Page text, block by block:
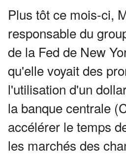
Plus tôt ce mois-ci,
responsable du
de la Fed de New
qu'elle voyait des
l'utilisation d'un
la banque centrale
accélérer le temps
les marchés des